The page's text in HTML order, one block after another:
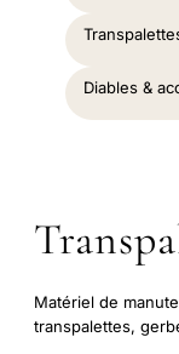
Diables &
Matériel de
transpalettes,